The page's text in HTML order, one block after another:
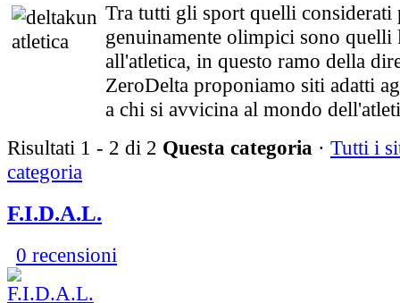
Tra tutti gli sport quelli considerati
genuinamente olimpici sono quelli
all'atletica, in questo ramo della
ZeroDelta proponiamo siti adatti
a chi si avvicina al mondo
Risultati 1 - 2 di 2 Questa categoria · Tutti i
categoria
F.I.D.A.L.
0 recensioni